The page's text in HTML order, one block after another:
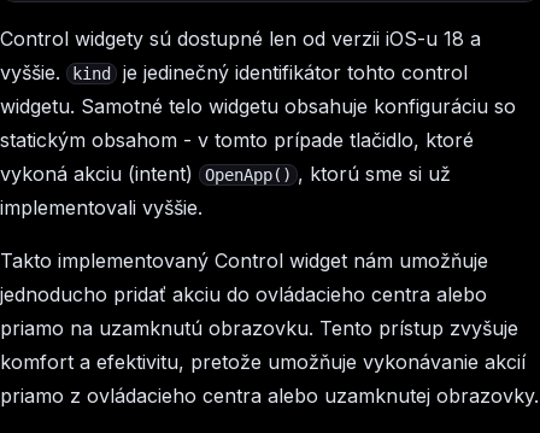
Control widgety sú dostupné len od verzii iOS-u 18 a
vyššie.
kind
je jedinečný identifikátor tohto control
widgetu. Samotné telo widgetu obsahuje konfiguráciu so
statickým obsahom - v tomto prípade tlačidlo, ktoré
vykoná akciu (intent)
OpenApp() , ktorú sme si už
implementovali vyššie.
Takto implementovaný Control widget nám umožňuje
jednoducho pridať akciu do ovládacieho centra alebo
priamo na uzamknutú obrazovku. Tento prístup zvyšuje
komfort a efektivitu, pretože umožňuje vykonávanie akcií
priamo z ovládacieho centra alebo uzamknutej obrazovky.